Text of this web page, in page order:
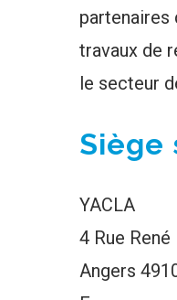
partenaires
travaux de
le secteur
Siège
YACLA
4 Rue René
Angers